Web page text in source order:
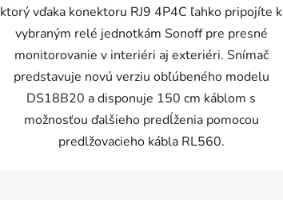
ktorý vďaka konektoru RJ9 4P4C ľahko pripojíte k
vybraným relé jednotkám Sonoff pre presné
monitorovanie v interiéri aj exteriéri. Snímač
predstavuje novú verziu obľúbeného modelu
DS18B20 a disponuje 150 cm káblom s
možnosťou ďalšieho predĺženia pomocou
predlžovacieho kábla RL560.